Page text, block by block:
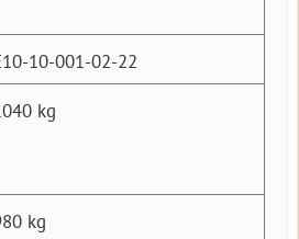
10-001-02-22
kg
kg